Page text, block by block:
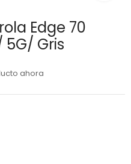
Edge 70
5G/ Gris
ahora